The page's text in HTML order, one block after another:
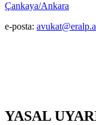
Çankaya/Ankara
e-posta:
YASAL